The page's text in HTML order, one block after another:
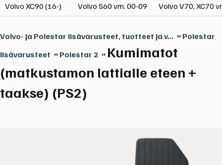
Volvo XC90 (16-) Volvo S60 vm. 00-09 Volvo V70, XC70
Volvo- ja Polestar lisävarusteet, tuotteet ja v...
Polestar
lisävarusteet
Polestar 2
Kumimatot
(matkustamon lattialle eteen +
taakse) (PS2)